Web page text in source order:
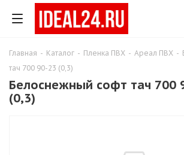
Главная - Каталог - Пленка ПВХ - Ареал ПВХ -
тач 700 90-23 (0,3)
Белоснежный софт тач 700
(0,3)